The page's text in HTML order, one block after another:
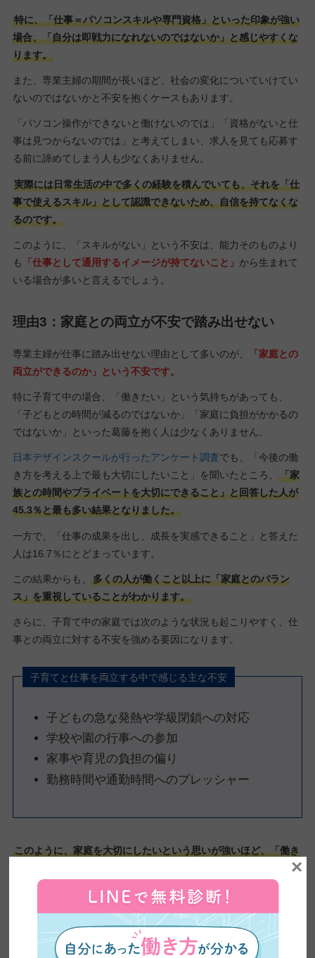
特に、「仕事＝パソコンスキルや専門資格」といった印象が強い
場合、「自分は即戦力になれないのではないか」と感じやすくな
ります。
また、専業主婦の期間が長いほど、社会の変化についていけてい
ないのではないかと不安を抱くケースもあります。
「パソコン操作ができないと働けないのでは」「資格がないと仕
事は見つからないのでは」と考えてしまい、求人を見ても応募す
る前に諦めてしまう人も少なくありません。
実際には日常生活の中で多くの経験を積んでいても、それを「仕
事で使えるスキル」として認識できないため、自信を持てなくな
るのです。
このように、「スキルがない」という不安は、能力そのものより
も
「仕事として通用するイメージが持てないこと」 から生まれて
いる場合が多いと言えるでしょう。
理由3：家庭との両立が不安で踏み出せない
専業主婦が仕事に踏み出せない理由として多いのが、
「家庭との
両立ができるのか」という不安です。
特に子育て中の場合、「働きたい」という気持ちがあっても、
「子どもとの時間が減るのではないか」「家庭に負担がかかるの
ではないか」といった葛藤を抱く人は少なくありません。
日本デザインスクールが行ったアンケート調査でも、「今後の働
き方を考える上で最も大切にしたいこと」を聞いたところ、
「家
族との時間やプライベートを大切にできること」と回答した人が
45.3％と最も多い結果となりました。
一方で、「仕事の成果を出し、成長を実感できること」と答えた
人は16.7％にとどまっています。
この結果からも、
多くの人が働くこと以上に「家庭とのバラン
ス」を重視していることがわかります。
さらに、子育て中の家庭では次のような状況も起こりやすく、仕
事との両立に対する不安を強める要因になります。
子育てと仕事を両立する中で感じる主な不安
子どもの急な発熱や学級閉鎖への対応
学校や園の行事への参加
家事や育児の負担の偏り
勤務時間や通勤時間へのプレッシャー
このように、家庭を大切にしたいという思いが強いほど、「働き
始めたら両立できなくなるのではないか」という不安が大きくな
り、最初の一歩を踏み出せなくなるケースも少なくありません。
理由4：年齢・体力へのコンプレックスがある
×